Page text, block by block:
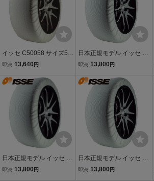
イッセ C50058 サイズ58
ISSE スノーソックス(布
ー チェーン規制適合 [代
引・ゆっくり払い不可]84
12418002569
即決 13,640 円
日本正規モデル イッセ ス
ノーソックス 布製タイヤ
70 255/40R21 21インチ
即決 13,800 円
日本正規モデル イッセ ス
ノーソックス 布製タイヤ
即決 13,800 円
日本正規モデル イッセ ス
ノーソックス 布製タイヤ
即決 13,800 円